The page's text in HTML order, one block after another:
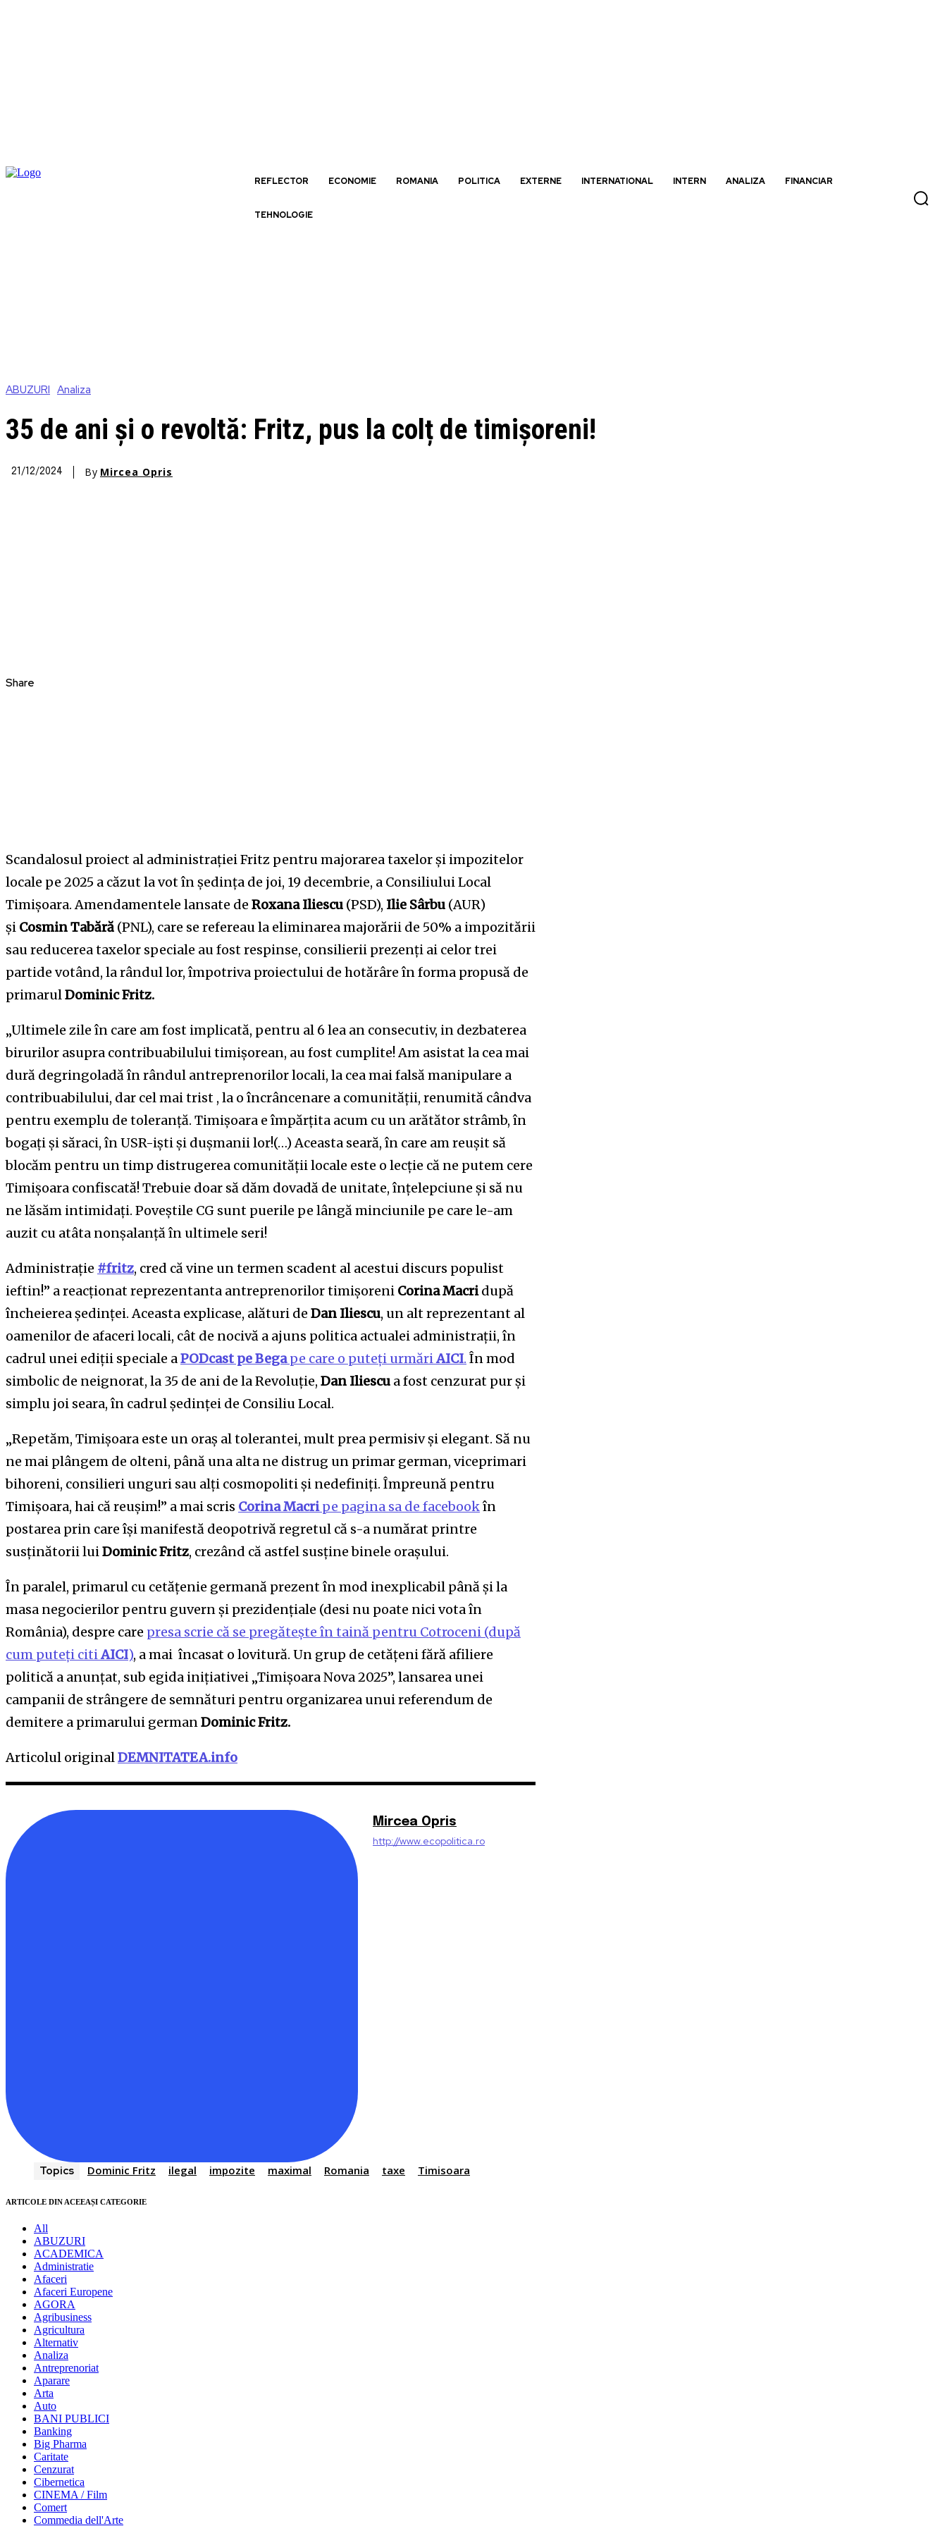
REFLECTOR ECONOMIE ROMANIA POLITICA EXTERNE INTERNATIONAL INTERN ANALIZA FINANCIAR
TEHNOLOGIE
ABUZURI Analiza
35 de ani și o revoltă: Fritz, pus la colț de timișoreni!
21/12/2024 By Mircea Opris
Share
Scandalosul proiect al administrației Fritz pentru majorarea taxelor și impozitelor
locale pe 2025 a căzut la vot în ședința de joi, 19 decembrie, a Consiliului Local
Timișoara. Amendamentele lansate de Roxana Iliescu (PSD), Ilie Sârbu (AUR)
și Cosmin Tabără (PNL), care se refereau la eliminarea majorării de 50% a impozitării
sau reducerea taxelor speciale au fost respinse, consilierii prezenți ai celor trei
partide votând, la rândul lor, împotriva proiectului de hotărâre în forma propusă de
primarulDominic Fritz.
„Ultimele zile în care am fost implicată, pentru al 6 lea an consecutiv, in dezbaterea
birurilor asupra contribuabilului timișorean, au fost cumplite! Am asistat la cea mai
dură degringoladă în rândul antreprenorilor locali, la cea mai falsă manipulare a
contribuabilului, dar cel mai trist , la o încrâncenare a comunității, renumită cândva
pentru exemplu de toleranță. Timișoara e împărțita acum cu un arătător strâmb, în
bogați și săraci, în USR-iști și dușmanii lor!(…) Aceasta seară, în care am reușit să
blocăm pentru un timp distrugerea comunității locale este o lecție că ne putem cere
Timișoara confiscată! Trebuie doar să dăm dovadă de unitate, înțelepciune și să nu
ne lăsăm intimidați. Poveștile CG sunt puerile pe lângă minciunile pe care le-am
auzit cu atâta nonșalanță în ultimele seri!
Administrație #fritz, cred că vine un termen scadent al acestui discurs populist
ieftin!” a reacționat reprezentanta antreprenorilor timișoreni Corina Macridupă
încheierea ședinței. Aceasta explicase, alături de Dan Iliescu, un alt reprezentant al
oamenilor de afaceri locali, cât de nocivă a ajuns politica actualei administrații, în
cadrul unei ediții speciale aPODcast pe Begape care o puteți urmăriAICI. În mod
simbolic de neignorat, la 35 de ani de la Revoluție, Dan Iliescu a fost cenzurat pur și
simplu joi seara, în cadrul ședinței de Consiliu Local.
„Repetăm, Timișoara este un oraș al tolerantei, mult prea permisiv și elegant. Să nu
ne mai plângem de olteni, până una alta ne distrug un primar german, viceprimari
bihoreni, consilieri unguri sau alți cosmopoliti și nedefiniți. Împreună pentru
Timișoara, hai că reușim!” a mai scris Corina Macripe pagina sa de facebookîn
postarea prin care își manifestă deopotrivă regretul că s-a numărat printre
susținătorii luiDominic Fritz, crezând că astfel susține binele orașului.
În paralel, primarul cu cetățenie germană prezent în mod inexplicabil până și la
masa negocierilor pentru guvern și prezidențiale (desi nu poate nici vota în
România), despre care presa scrie că se pregătește în taină pentru Cotroceni (după
cum puteți citiAICI), a mai încasat o lovitură. Un grup de cetățeni fără afiliere
politică a anunțat, sub egida inițiativei „Timișoara Nova 2025”, lansarea unei
campanii de strângere de semnături pentru organizarea unui referendum de
demitere a primarului germanDominic Fritz.
Articolul originalDEMNITATEA.info
Mircea Opris
http://www.ecopolitica.ro
Topics Dominic Fritz ilegal impozite maximal Romania taxe Timisoara
ARTICOLE DIN ACEEAȘI CATEGORIE
All
ABUZURI
ACADEMICA
Administratie
Afaceri
Afaceri Europene
AGORA
Agribusiness
Agricultura
Alternativ
Analiza
Antreprenoriat
Aparare
Arta
Auto
BANI PUBLICI
Banking
Big Pharma
Caritate
Cenzurat
Cibernetica
CINEMA / Film
Comert
Commedia dell'Arte